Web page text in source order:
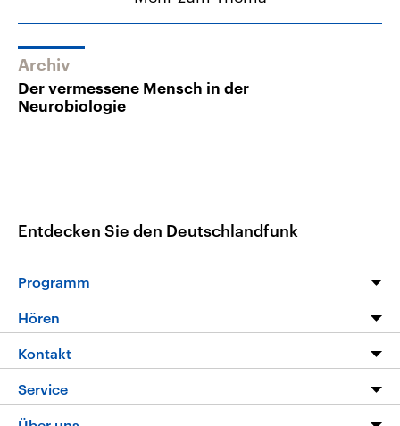
Archiv
Der vermessene Mensch in der
Neurobiologie
Entdecken Sie den Deutschlandfunk
Programm
Programm
Die Nachrichten
Nachrichtenleicht
Hören
Livestream
Podcasts
Kontakt
Hörerservice
Service
FAQ